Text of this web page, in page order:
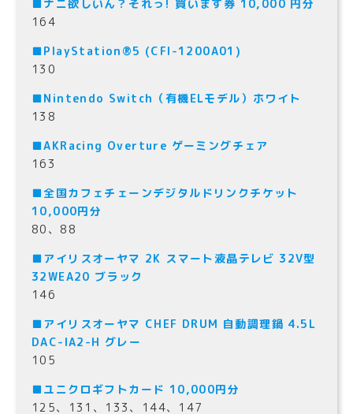
■ナニ欲しいん？それっ! 買います券 10,000 円分
164
■PlayStation®5 (CFI-1200A01)
130
■Nintendo Switch（有機ELモデル）ホワイト
138
■AKRacing Overture ゲーミングチェア
163
■全国カフェチェーンデジタルドリンクチケット
10,000円分
80、88
■アイリスオーヤマ 2K スマート液晶テレビ 32V型
32WEA20 ブラック
146
■アイリスオーヤマ CHEF DRUM 自動調理鍋 4.5L
DAC-IA2-H グレー
105
■ユニクロギフトカード 10,000円分
125、131、133、144、147